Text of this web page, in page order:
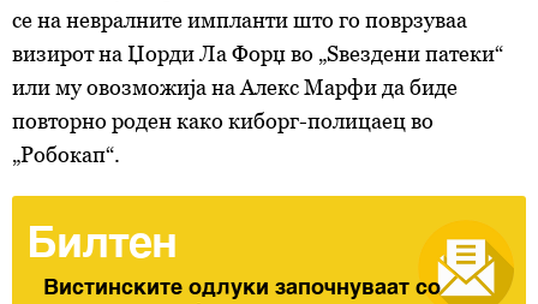
се на невралните импланти што го поврзуваа
визирот на Џорди Ла Форџ во „Ѕвездени патеки“
или му овозможија на Алекс Марфи да биде
повторно роден како киборг-полицаец во
„Робокап“.
Билтен
Вистинските одлуки започнуваат со